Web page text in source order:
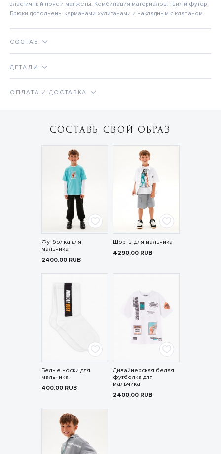
эластичный пояс и манжеты. Комбинация материалов: твил и футер.
Брюки дополнены карманами-хулиганами и накладным с клапаном.
СОСТАВ
ДЕТАЛИ
ОПЛАТА И ДОСТАВКА
СОСТАВЬ СВОЙ ОБРАЗ
Футболка для
мальчика
2400.00 RUB
Шорты для мальчика
4290.00 RUB
Белые носки для
мальчика
400.00 RUB
Дизайнерская белая
футболка для
мальчика
2400.00 RUB